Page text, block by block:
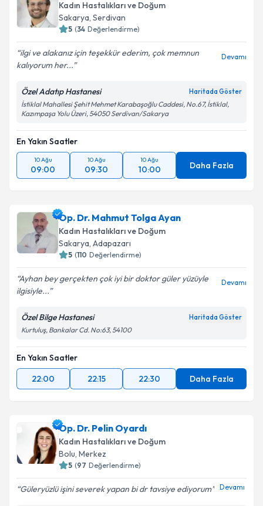
Kadın Hastalıkları ve Doğum
Sakarya, Serdivan
5 (34 Değerlendirme)
ilgi ve alakanız için teşekkür ederim, çok memnun
kalıyorum her...
Devamı
Özel Adatıp Hastanesi Haritada Göster
İstiklal Mahallesi Şehit Mehmet Karabaşoğlu Caddesi, No.67, İstiklal,
Kazımpaşa Yolu Üzeri, 54050 Serdivan/Sakarya
En Yakın Saatler
10 Ağu
09:00
10 Ağu
09:30
10 Ağu
10:00 Daha Fazla
Op. Dr. Mahmut Tolga Ayan
Kadın Hastalıkları ve Doğum
Sakarya, Adapazarı
5 (110 Değerlendirme)
Ayhan bey gerçekten çok iyi bir doktor güler yüzüyle
ilgisiyle...
Devamı
Özel Bilge Hastanesi Haritada Göster
Kurtuluş, Bankalar Cd. No:63, 54100
En Yakın Saatler
22:00
22:15 22:30 Daha Fazla
Op. Dr. Pelin Oyardı
Kadın Hastalıkları ve Doğum
Bolu, Merkez
5 (97 Değerlendirme)
Güleryüzlü işini severek yapan bi dr tavsiye ediyorum Devamı